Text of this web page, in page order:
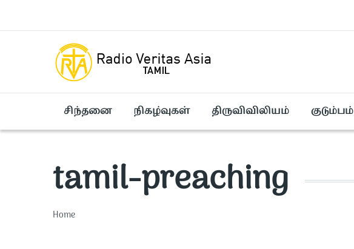
சிந்தனை நிகழ்வுகள் திருவிவிலியம் குடும்பம்
tamil-preaching
Breadcrumb
Home